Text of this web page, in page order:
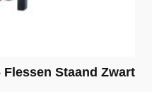
Staand Zwart